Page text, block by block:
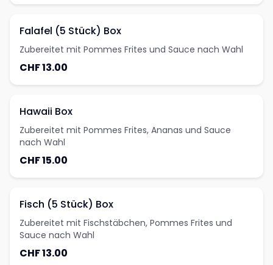
Falafel (5 Stück) Box
Zubereitet mit Pommes Frites und Sauce nach Wahl
CHF 13.00
Hawaii Box
Zubereitet mit Pommes Frites, Ananas und Sauce
nach Wahl
CHF 15.00
Fisch (5 Stück) Box
Zubereitet mit Fischstäbchen, Pommes Frites und
Sauce nach Wahl
CHF 13.00